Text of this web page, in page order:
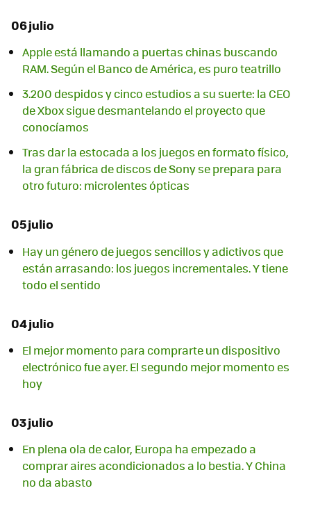
06 julio
Apple está llamando a puertas chinas buscando
RAM. Según el Banco de América, es puro teatrillo
3.200 despidos y cinco estudios a su suerte: la CEO
de Xbox sigue desmantelando el proyecto que
conocíamos
Tras dar la estocada a los juegos en formato físico,
la gran fábrica de discos de Sony se prepara para
otro futuro: microlentes ópticas
05 julio
Hay un género de juegos sencillos y adictivos que
están arrasando: los juegos incrementales. Y tiene
todo el sentido
04 julio
El mejor momento para comprarte un dispositivo
electrónico fue ayer. El segundo mejor momento es
hoy
03 julio
En plena ola de calor, Europa ha empezado a
comprar aires acondicionados a lo bestia. Y China
no da abasto